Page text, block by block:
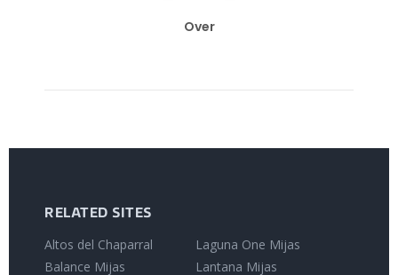
Over
RELATED SITES
Altos del Chaparral
Balance Mijas
Laguna One Mijas
Lantana Mijas